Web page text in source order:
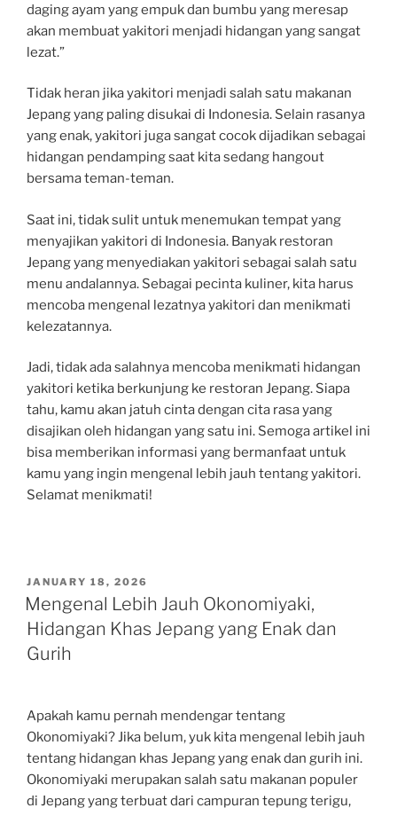
daging ayam yang empuk dan bumbu yang meresap
akan membuat yakitori menjadi hidangan yang sangat
lezat.”
Tidak heran jika yakitori menjadi salah satu makanan
Jepang yang paling disukai di Indonesia. Selain rasanya
yang enak, yakitori juga sangat cocok dijadikan sebagai
hidangan pendamping saat kita sedang hangout
bersama teman-teman.
Saat ini, tidak sulit untuk menemukan tempat yang
menyajikan yakitori di Indonesia. Banyak restoran
Jepang yang menyediakan yakitori sebagai salah satu
menu andalannya. Sebagai pecinta kuliner, kita harus
mencoba mengenal lezatnya yakitori dan menikmati
kelezatannya.
Jadi, tidak ada salahnya mencoba menikmati hidangan
yakitori ketika berkunjung ke restoran Jepang. Siapa
tahu, kamu akan jatuh cinta dengan cita rasa yang
disajikan oleh hidangan yang satu ini. Semoga artikel ini
bisa memberikan informasi yang bermanfaat untuk
kamu yang ingin mengenal lebih jauh tentang yakitori.
Selamat menikmati!
POSTED
ON
JANUARY 18, 2026
Mengenal Lebih Jauh Okonomiyaki,
Hidangan Khas Jepang yang Enak dan
Gurih
Apakah kamu pernah mendengar tentang
Okonomiyaki? Jika belum, yuk kita mengenal lebih jauh
tentang hidangan khas Jepang yang enak dan gurih ini.
Okonomiyaki merupakan salah satu makanan populer
di Jepang yang terbuat dari campuran tepung terigu,